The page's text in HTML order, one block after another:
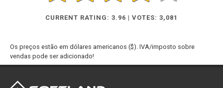
CURRENT RATING: 3.96 | VOTES: 3,081
Os preços estão em dólares americanos ($). IVA/imposto sobre
vendas pode ser adicionado!